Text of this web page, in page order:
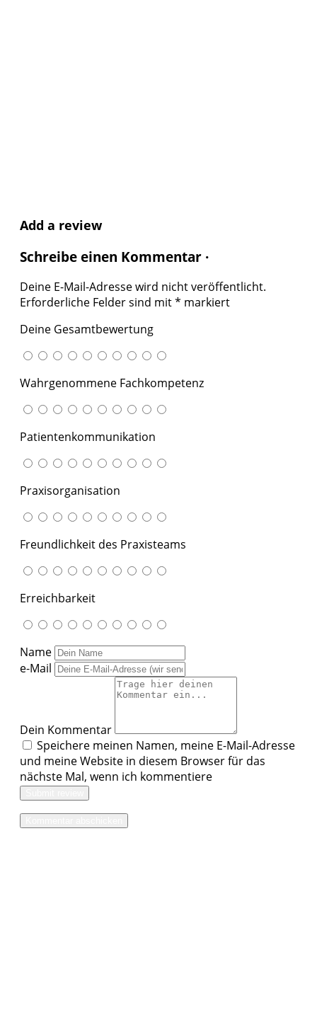
Add a review
Schreibe einen Kommentar ·
Deine E-Mail-Adresse wird nicht veröffentlicht.
Erforderliche Felder sind mit* markiert
Deine Gesamtbewertung
Wahrgenommene Fachkompetenz
Patientenkommunikation
Praxisorganisation
Freundlichkeit des Praxisteams
Erreichbarkeit
Name
e-Mail
Dein Kommentar
Speichere meinen Namen, meine E-Mail-Adresse
und meine Website in diesem Browser für das
nächste Mal, wenn ich kommentiere